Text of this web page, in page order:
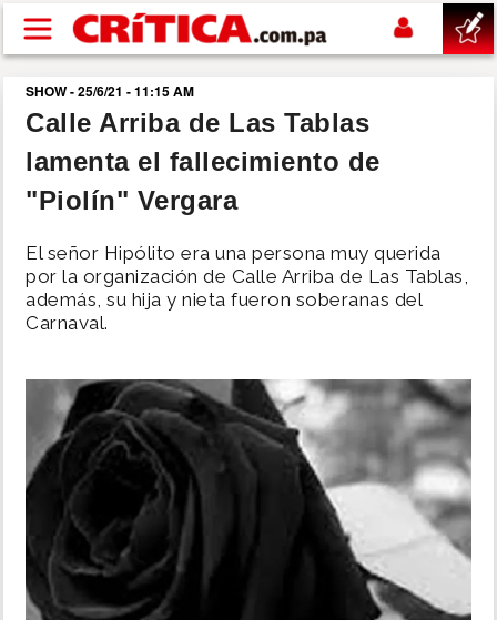
Pasar al contenido principal
buscar
SUCESOS
POLÍTICA
DEPORTES
MUNDO
INSÓLITAS
MULTIMEDIA
SHOW - 25/6/21 - 11:15 AM
Calle Arriba de Las Tablas
lamenta el fallecimiento de
"Piolín" Vergara
El señor Hipólito era una persona muy querida
por la organización de Calle Arriba de Las Tablas,
además, su hija y nieta fueron soberanas del
Carnaval.